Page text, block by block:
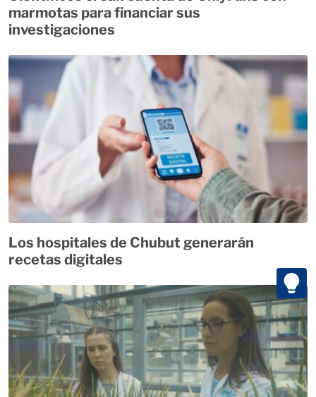
marmotas para financiar sus
investigaciones
Los hospitales de Chubut generarán
recetas digitales